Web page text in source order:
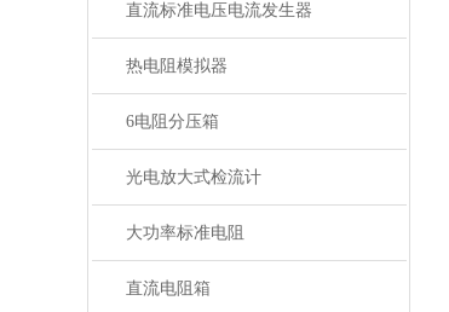
直流标准电压电流发生器
热电阻模拟器
6电阻分压箱
光电放大式检流计
大功率标准电阻
直流电阻箱